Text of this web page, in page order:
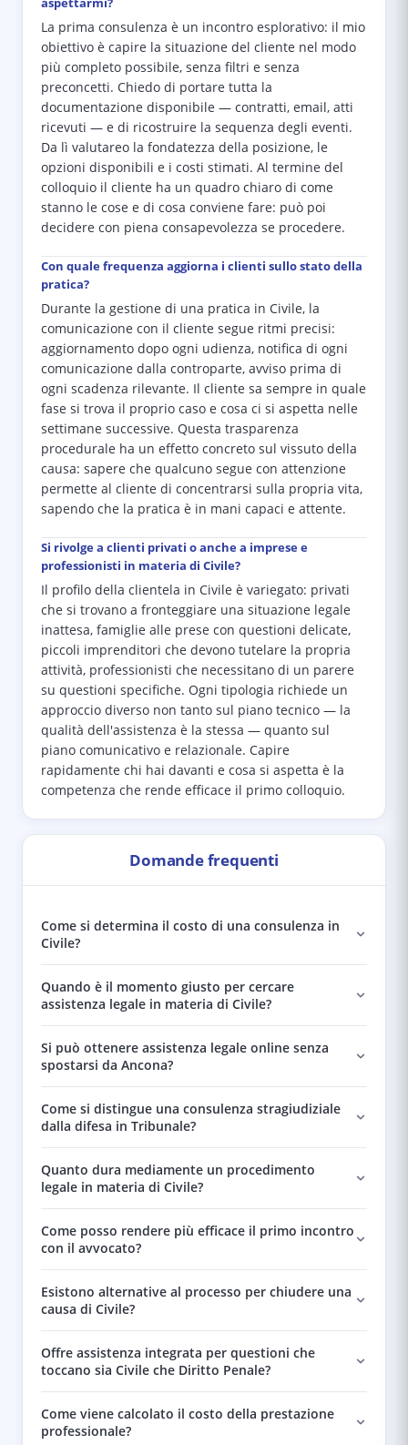
La prima consulenza è un incontro esplorativo: il mio
obiettivo è capire la situazione del cliente nel modo
più completo possibile, senza filtri e senza
preconcetti. Chiedo di portare tutta la
documentazione disponibile — contratti, email, atti
ricevuti — e di ricostruire la sequenza degli eventi.
Da lì valutareo la fondatezza della posizione, le
opzioni disponibili e i costi stimati. Al termine del
colloquio il cliente ha un quadro chiaro di come
stanno le cose e di cosa conviene fare: può poi
decidere con piena consapevolezza se procedere.
Con quale frequenza aggiorna i clienti sullo stato della
pratica?
Durante la gestione di una pratica in Civile, la
comunicazione con il cliente segue ritmi precisi:
aggiornamento dopo ogni udienza, notifica di ogni
comunicazione dalla controparte, avviso prima di
ogni scadenza rilevante. Il cliente sa sempre in quale
fase si trova il proprio caso e cosa ci si aspetta nelle
settimane successive. Questa trasparenza
procedurale ha un effetto concreto sul vissuto della
causa: sapere che qualcuno segue con attenzione
permette al cliente di concentrarsi sulla propria vita,
sapendo che la pratica è in mani capaci e attente.
Si rivolge a clienti privati o anche a imprese e
professionisti in materia di Civile?
Il profilo della clientela in Civile è variegato: privati
che si trovano a fronteggiare una situazione legale
inattesa, famiglie alle prese con questioni delicate,
piccoli imprenditori che devono tutelare la propria
attività, professionisti che necessitano di un parere
su questioni specifiche. Ogni tipologia richiede un
approccio diverso non tanto sul piano tecnico — la
qualità dell'assistenza è la stessa — quanto sul
piano comunicativo e relazionale. Capire
rapidamente chi hai davanti e cosa si aspetta è la
competenza che rende efficace il primo colloquio.
Domande frequenti
Come si determina il costo di una consulenza in
Civile?
Quando è il momento giusto per cercare
assistenza legale in materia di Civile?
Si può ottenere assistenza legale online senza
spostarsi da Ancona?
Come si distingue una consulenza stragiudiziale
dalla difesa in Tribunale?
Quanto dura mediamente un procedimento
legale in materia di Civile?
Come posso rendere più efficace il primo incontro
con il avvocato?
Esistono alternative al processo per chiudere una
causa di Civile?
Offre assistenza integrata per questioni che
toccano sia Civile che Diritto Penale?
Come viene calcolato il costo della prestazione
professionale?